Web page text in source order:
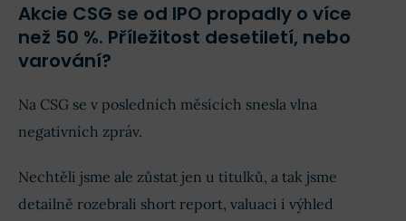
Akcie CSG se od IPO propadly o více
než 50 %. Příležitost desetiletí, nebo
varování?
Na CSG se v posledních měsících snesla vlna
negativních zpráv.
Nechtěli jsme ale zůstat jen u titulků, a tak jsme
detailně rozebrali short report, valuaci i výhled